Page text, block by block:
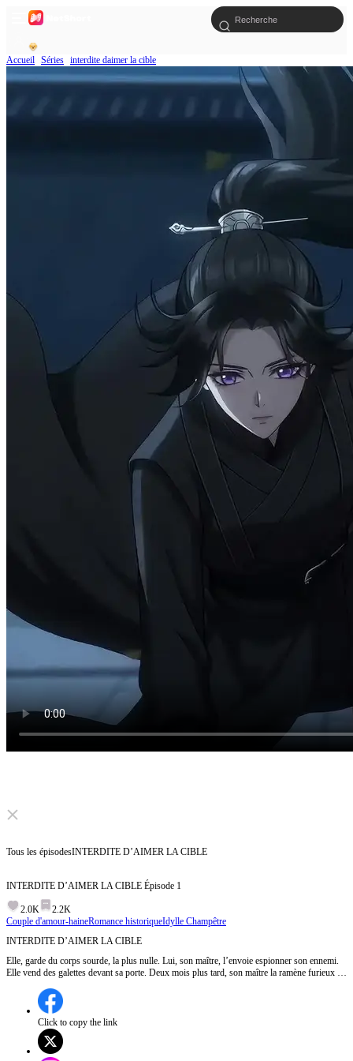
Accueil Séries interdite daimer la cible
Click to unmute
Je savais que la colère de Maître ne m'était pas destinée,
Tous les épisodesINTERDITE D’AIMER LA CIBLE
INTERDITE D’AIMER LA CIBLE Épisode 1
2.0K
2.2K
Couple d'amour-haineRomance historiqueIdylle Champêtre
INTERDITE D’AIMER LA CIBLE
Elle, garde du corps sourde, la plus nulle. Lui, son maître, l’envoie espionner son ennemi.
Elle vend des galettes devant sa porte. Deux mois plus tard, son maître la ramène furieux : «
Click to copy the link